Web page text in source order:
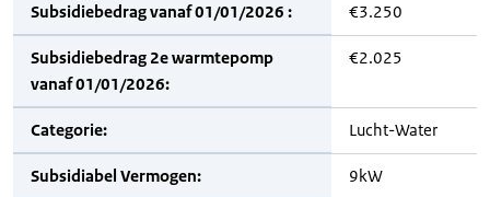
Subsidiebedrag vanaf 01/01/2026 : €3.250
Subsidiebedrag 2e warmtepomp
vanaf 01/01/2026:
€2.025
Categorie: Lucht-Water
Subsidiabel Vermogen: 9kW